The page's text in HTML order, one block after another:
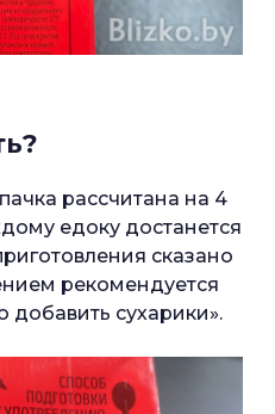
рассчитана на 4
едоку достанется
сказано
рекомендуется
добавить сухарики».